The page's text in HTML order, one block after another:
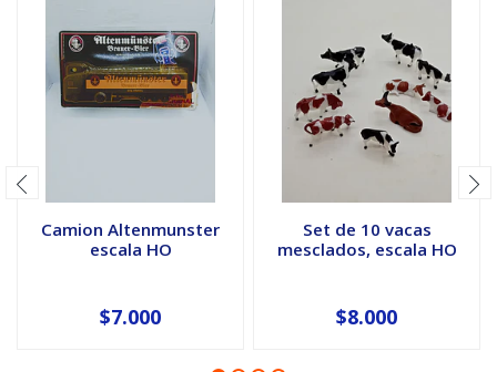
Camion Altenmunster
escala HO
$7.000
Set de 10 vacas
mesclados, escala HO
$8.000